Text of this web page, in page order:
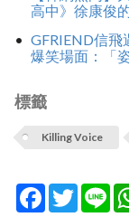
高中》徐康俊
GFRIEND信飛
爆笑場面：「
標籤
Killing Voice
Facebook
Twitter